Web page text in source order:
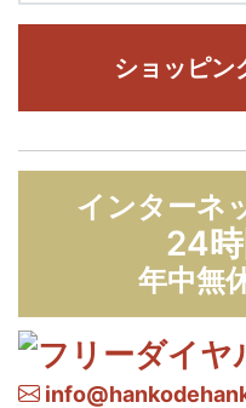
ショッピン
インターネ
24
年中無